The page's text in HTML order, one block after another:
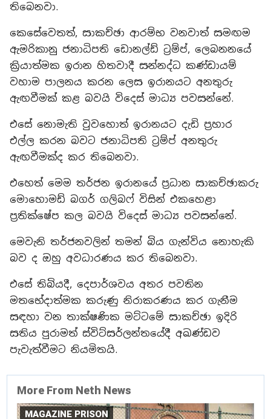
තිබෙනවා.
කෙසේවෙතත්, සාකච්ඡා ආරම්භ වනවාත් සමඟම
ඇමරිකානු ජනාධිපති ඩොනල්ඩ් ට්‍රම්ප්, ලෙබනනයේ
ක්‍රියාත්මක ඉරාන හිතවාදී සන්නද්ධ කණ්ඩායම්
වහාම පාලනය කරන ලෙස ඉරානයට අනතුරු
ඇඟවීමක් කළ බවයි විදෙස් මාධ්‍ය පවසන්නේ.
එසේ නොමැති වුවහොත් ඉරානයට දැඩි ප්‍රහාර
එල්ල කරන බවට ජනාධිපති ට්‍රම්ප් අනතුරු
ඇඟවීමක්ද කර තිබෙනවා.
එහෙත් මෙම තර්ජන ඉරානයේ ප්‍රධාන සාකච්ඡාකරු
මොහොමඩ් බගර් ගලිබෆ් විසින් එකහෙළා
ප්‍රතික්ෂේප කල බවයි විදෙස් මාධ්‍ය පවසන්නේ.
මෙවැනි තර්ජනවලින් තමන් බිය ගැන්විය නොහැකි
බව ද ඔහු අවධාරණය කර තිබෙනවා.
එසේ තිබියදී, දෙපාර්ශවය අතර පවතින
මතභේදාත්මක කරුණු නිරාකරණය කර ගැනීම
සඳහා වන තාක්ෂණික මට්ටමේ සාකච්ඡා ඉදිරි
සතිය පුරාමත් ස්විට්සර්ලන්තයේදී අඛණ්ඩව
පැවැත්වීමට නියමිතයි.
More From Neth News
MAGAZINE PRISON